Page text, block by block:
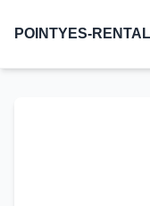
POINTYES-RENTAL